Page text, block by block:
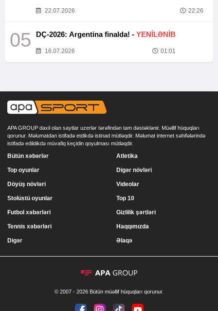
22.07.2026 22:26
05 DÇ-2026: Argentina finalda! - YENİLƏNİB
16.07.2026 01:01
APA GROUP daxil olan saytlar uzerlər tərəfindən tam dəstəklənir. Müəllif hüquqları
qorunur. Məlumatdan istifadə etdikdə istinad mütləqdir. Məlumat internet səhifələrində
istifadə edildikdə müvafiq keçidin qoyulması mütləqdir.
Bütün xəbərlər
Top oyunlar
Döyüş növləri
Stolüstü oyunlar
Atletika
Digər növləri
Videolar
Top 10
Futbol xəbərləri
Tennis xəbərləri
Digər
Gizlilik şərtləri
Haqqımızda
Əlaqə
© 2007 - 2026 Bütün müəllif hüquqları qorunur.